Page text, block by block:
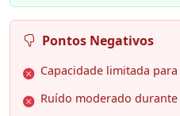
Pontos Negativos
Capacidade limitada
Ruído moderado durante